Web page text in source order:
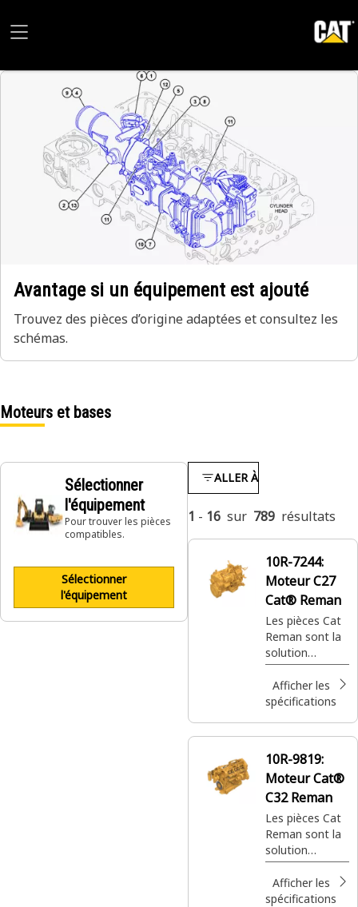
Avantage si un équipement est ajouté
Trouvez des pièces d’origine adaptées et consultez les
schémas.
Moteurs et bases
Sélectionner
l'équipement
Pour trouver les pièces
compatibles.
Sélectionner
l'équipement
ALLER À
1 - 16 sur 789 résultats
10R-7244:
Moteur C27
Cat® Reman
Les pièces Cat
Reman sont la
solution
privilégiée. Les
pièces de
qualité
Cat® offrent la
complète que
des pièces
neuves, où et
quand vous en
avez besoin, à
moindre coût.
Afficher les
spécifications
10R-9819:
Moteur Cat®
C32 Reman
Les pièces Cat
Reman sont la
solution
privilégiée. Les
pièces de
qualité
Afficher les
spécifications